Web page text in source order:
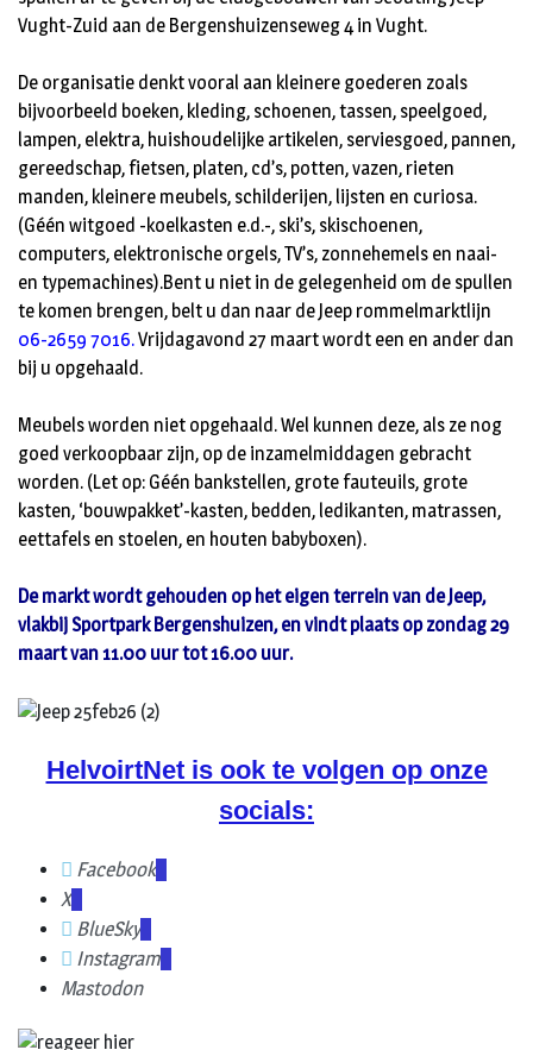
Vught-Zuid aan de Bergenshuizenseweg 4 in Vught.
De organisatie denkt vooral aan kleinere goederen zoals
bijvoorbeeld boeken, kleding, schoenen, tassen, speelgoed,
lampen, elektra, huishoudelijke artikelen, serviesgoed, pannen,
gereedschap, fietsen, platen, cd’s, potten, vazen, rieten
manden, kleinere meubels, schilderijen, lijsten en curiosa.
(Géén witgoed -koelkasten e.d.-, ski’s, skischoenen,
computers, elektronische orgels, TV’s, zonnehemels en naai-
en typemachines).Bent u niet in de gelegenheid om de spullen
te komen brengen, belt u dan naar de Jeep rommelmarktlijn
06-2659 7016.Vrijdagavond 27 maart wordt een en ander dan
bij u opgehaald.
Meubels worden niet opgehaald. Wel kunnen deze, als ze nog
goed verkoopbaar zijn, op de inzamelmiddagen gebracht
worden. (Let op: Géén bankstellen, grote fauteuils, grote
kasten, ‘bouwpakket’-kasten, bedden, ledikanten, matrassen,
eettafels en stoelen, en houten babyboxen).
De markt wordt gehouden op het eigen terrein van de Jeep,
vlakbij Sportpark Bergenshuizen, en vindt plaats op zondag 29
maart van 11.00 uur tot 16.00 uur.
HelvoirtNet is ook te volgen op onze
socials:
Facebook
X
BlueSky
Instagram
Mastodon